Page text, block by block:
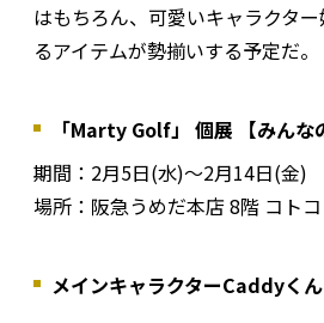
はもちろん、可愛いキャラクタ
るアイテムが勢揃いする予定だ。
「Marty Golf」 個展 【みんな
期間：2月5日(水)～2月14日(金)
場所：阪急うめだ本店 8階 コト
メインキャラクターCaddyく